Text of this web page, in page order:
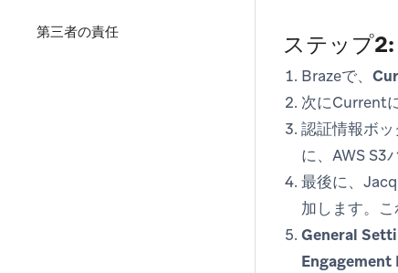
第三者の責任 ステップ
Brazeで、
次にCurrent
認証情報ボ
に、AWS S3
最後に、
加します。
General
Engagement